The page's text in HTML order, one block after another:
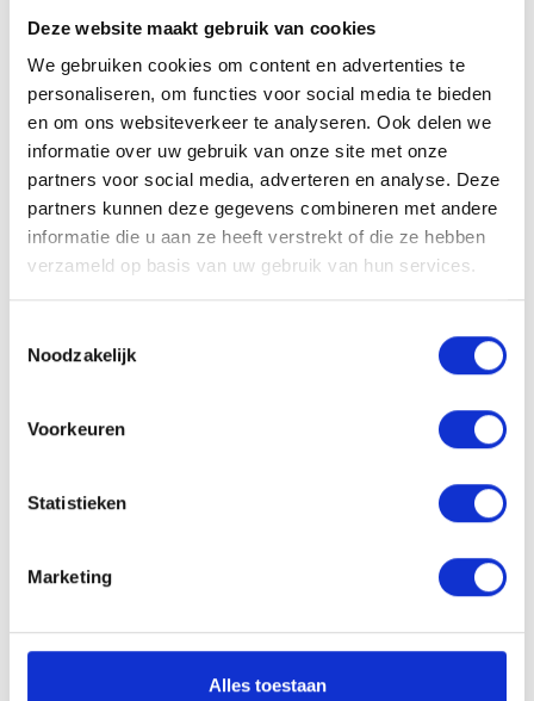
Deze website maakt gebruik van cookies
We gebruiken cookies om content en advertenties te
personaliseren, om functies voor social media te bieden
en om ons websiteverkeer te analyseren. Ook delen we
informatie over uw gebruik van onze site met onze
partners voor social media, adverteren en analyse. Deze
partners kunnen deze gegevens combineren met andere
informatie die u aan ze heeft verstrekt of die ze hebben
verzameld op basis van uw gebruik van hun services.
Noodzakelijk
Voorkeuren
Statistieken
Marketing
Alles toestaan
Bram Maters
Lokale Partner Wijchen
bram@lokaal-werkt.nl
06-10501870
Solliciteren
Sollicitatieprocedure
1 SOLLICITATIE BEOORDELEN